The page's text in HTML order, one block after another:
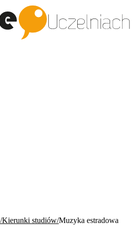
Kierunki studiów Muzyka estradowa